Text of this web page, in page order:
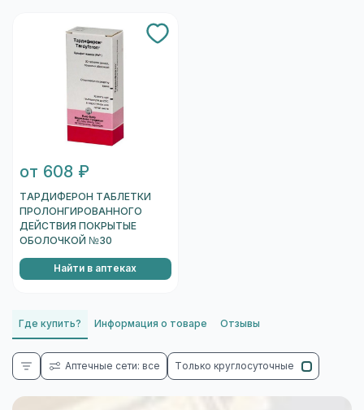
от 608 ₽
ТАРДИФЕРОН ТАБЛЕТКИ
ПРОЛОНГИРОВАННОГО
ДЕЙСТВИЯ ПОКРЫТЫЕ
ОБОЛОЧКОЙ №30
Найти в аптеках
Где купить? Информация о товаре Отзывы
Аптечные сети: все Только круглосуточные